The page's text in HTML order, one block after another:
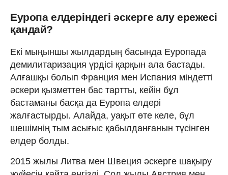
Еуропа елдеріндегі әскерге алу ережесі
қандай?
Екі мыңыншы жылдардың басында Еуропада
демилитаризация үрдісі қарқын ала бастады.
Алғашқы болып Франция мен Испания міндетті
әскери қызметтен бас тартты, кейін бұл
бастаманы басқа да Еуропа елдері
жалғастырды. Алайда, уақыт өте келе, бұл
шешімнің тым асығыс қабылданғанын түсінген
елдер болды.
2015 жылы Литва мен Швеция әскерге шақыру